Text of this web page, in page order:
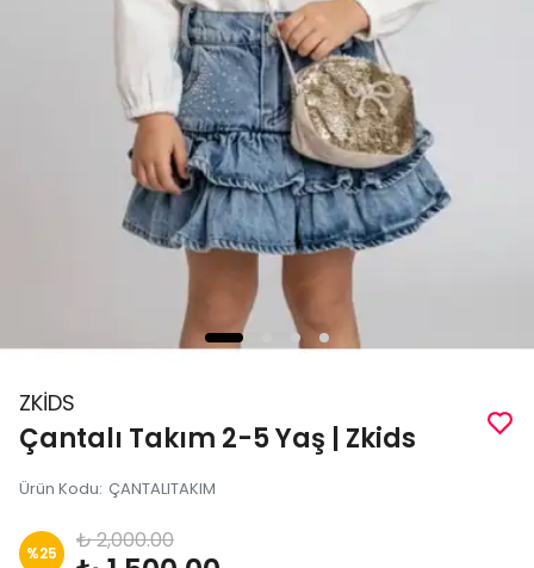
ZKİDS
Çantalı Takım 2-5 Yaş | Zkids
Ürün Kodu: ÇANTALITAKIM
%25 ₺ 2,000.00